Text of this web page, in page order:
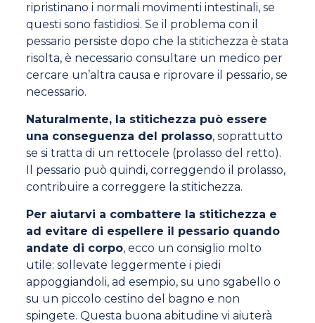
ripristinano i normali movimenti intestinali, se
questi sono fastidiosi. Se il problema con il
pessario persiste dopo che la stitichezza è stata
risolta, è necessario consultare un medico per
cercare un’altra causa e riprovare il pessario, se
necessario.
Naturalmente, la stitichezza può essere
una conseguenza del prolasso, soprattutto
se si tratta di un rettocele (prolasso del retto).
Il pessario può quindi, correggendo il prolasso,
contribuire a correggere la stitichezza.
Per aiutarvi a combattere la stitichezza e
ad evitare di espellere il pessario quando
andate di corpo, ecco un consiglio molto
utile: sollevate leggermente i piedi
appoggiandoli, ad esempio, su uno sgabello o
su un piccolo cestino del bagno e non
spingete. Questa buona abitudine vi aiuterà